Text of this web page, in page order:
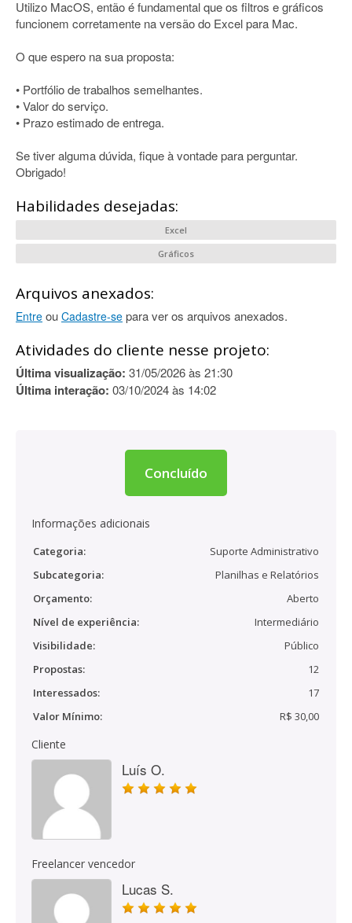
Utilizo MacOS, então é fundamental que os filtros e gráficos
funcionem corretamente na versão do Excel para Mac.
O que espero na sua proposta:
• Portfólio de trabalhos semelhantes.
• Valor do serviço.
• Prazo estimado de entrega.
Se tiver alguma dúvida, fique à vontade para perguntar.
Obrigado!
Habilidades desejadas:
Excel
Gráficos
Arquivos anexados:
Entre ou Cadastre-se para ver os arquivos anexados.
Atividades do cliente nesse projeto:
Última visualização: 31/05/2026 às 21:30
Última interação: 03/10/2024 às 14:02
Concluído
Informações adicionais
Categoria:
Suporte Administrativo
Subcategoria:
Planilhas e Relatórios
Orçamento:
Aberto
Nível de experiência:
Intermediário
Visibilidade:
Público
Propostas:
12
Interessados:
17
Valor Mínimo:
R$ 30,00
Cliente
Luís O.
Freelancer vencedor
Lucas S.